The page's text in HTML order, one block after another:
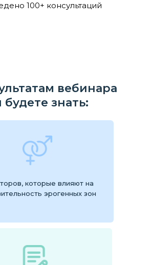
100+ консультаций
вебинара
будете знать:
которые влияют на
эрогенных зон